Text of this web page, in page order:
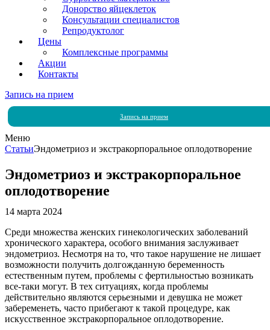
Донорство яйцеклеток
Консультации специалистов
Репродуктолог
Цены
Комплексные программы
Акции
Контакты
Запись на прием
Запись на прием
Меню
СтатьиЭндометриоз и экстракорпоральное оплодотворение
Эндометриоз и экстракорпоральное
оплодотворение
14 марта 2024
Среди множества женских гинекологических заболеваний
хронического характера, особого внимания заслуживает
эндометриоз. Несмотря на то, что такое нарушение не лишает
возможности получить долгожданную беременность
естественным путем, проблемы с фертильностью возникать
все-таки могут. В тех ситуациях, когда проблемы
действительно являются серьезными и девушка не может
забеременеть, часто прибегают к такой процедуре, как
искусственное экстракорпоральное оплодотворение.